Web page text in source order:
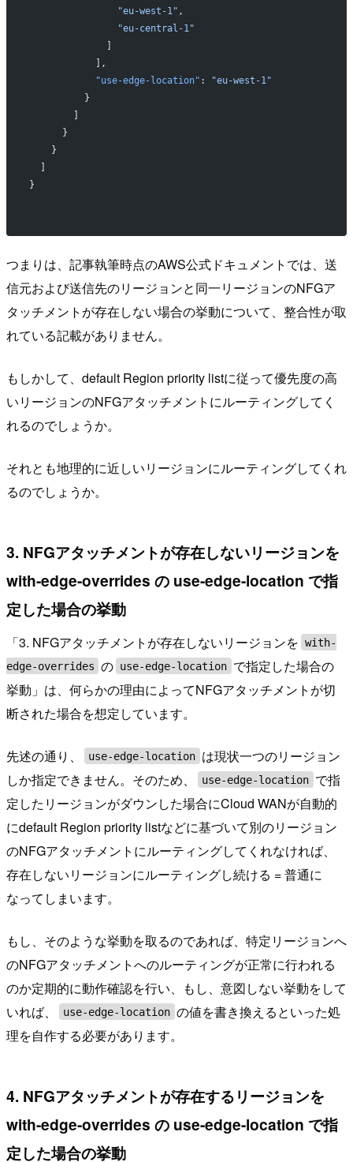
                "eu-west-1"
,
                "eu-central-1"
            ],
            "use-edge-location"
:
"eu-west-1"
          }
      }
    }
}
つまりは、記事執筆時点のAWS公式ドキュメントでは、送
信元および送信先のリージョンと同一リージョンのNFGア
タッチメントが存在しない場合の挙動について、整合性が取
れている記載がありません。
もしかして、default Region priority listに従って優先度の高
いリージョンのNFGアタッチメントにルーティングしてく
れるのでしょうか。
それとも地理的に近しいリージョンにルーティングしてくれ
るのでしょうか。
3. NFGアタッチメントが存在しないリージョンを
with-edge-overrides の use-edge-location で指
定した場合の挙動
「3. NFGアタッチメントが存在しないリージョンを with-
edge-overrides の use-edge-location で指定した場合の
挙動」は、何らかの理由によってNFGアタッチメントが切
断された場合を想定しています。
先述の通り、 use-edge-location は現状一つのリージョン
しか指定できません。そのため、
use-edge-location で指
定したリージョンがダウンした場合にCloud WANが自動的
にdefault Region priority listなどに基づいて別のリージョン
のNFGアタッチメントにルーティングしてくれなければ、
存在しないリージョンにルーティングし続ける = 普通に
なってしまいます。
もし、そのような挙動を取るのであれば、特定リージョンへ
のNFGアタッチメントへのルーティングが正常に行われる
のか定期的に動作確認を行い、もし、意図しない挙動をして
いれば、
use-edge-location の値を書き換えるといった処
理を自作する必要があります。
4. NFGアタッチメントが存在するリージョンを
with-edge-overrides の use-edge-location で指
定した場合の挙動